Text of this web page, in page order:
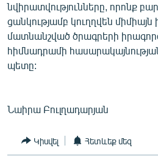
ՁԳՏԵԼՈՎ ԼԱՎԱԳՈՒՅՆԻՆ
ՓՈԴՔԱՍԹ
Հայերեն
Русский
ՀԵՏԵՎԵՔ ՄԵԶ
նվիրատվությունները, որոնք
ցանկությամբ կուղղվեն միմիայն
մատնանշված ծրագրերի
հիմնադրամի
պետը:
Նաիրա Բուլղադարյան
Կիսվել Հետևեք մեզ